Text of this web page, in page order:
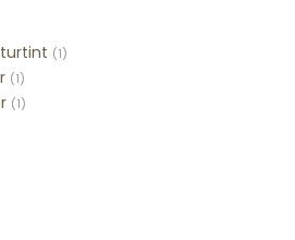
(1)
(1)
(1)